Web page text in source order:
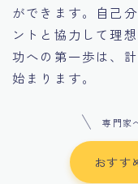
ができます。自己
ントと協力して理
功への第一歩は、
始まります。
専門家
おすす